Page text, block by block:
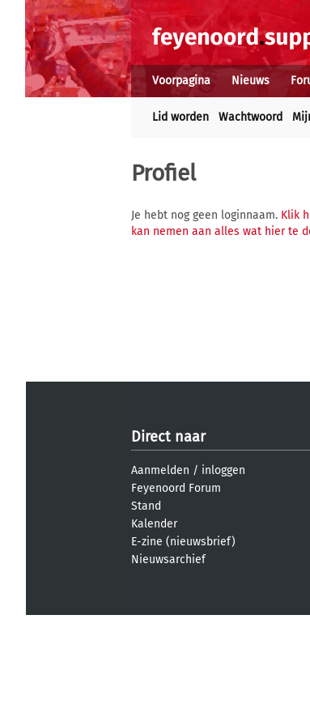
Voorpagina Nieuws
Lid worden Wachtwoord
Profiel
Je hebt nog geen loginnaam. Klik
kan nemen aan alles wat hier te
Direct naar
Aanmelden / inloggen
Feyenoord Forum
Stand
Kalender
E-zine (nieuwsbrief)
Nieuwsarchief